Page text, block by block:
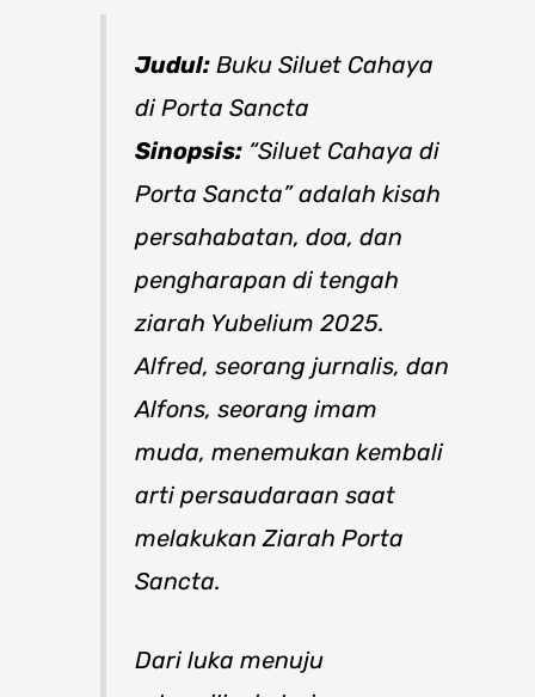
Judul: Buku Siluet Cahaya
di Porta Sancta
Sinopsis: “Siluet Cahaya di
Porta Sancta” adalah kisah
persahabatan, doa, dan
pengharapan di tengah
ziarah Yubelium 2025.
Alfred, seorang jurnalis, dan
Alfons, seorang imam
muda, menemukan kembali
arti persaudaraan saat
melakukan Ziarah Porta
Sancta.
Dari luka menuju